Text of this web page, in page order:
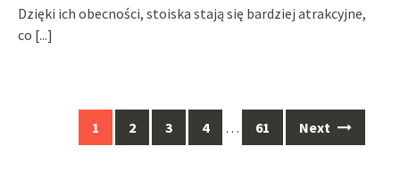
Dzięki ich obecności, stoiska stają się bardziej atrakcyjne,
co [...]
navigation
1 2 3 4 … 61 Next